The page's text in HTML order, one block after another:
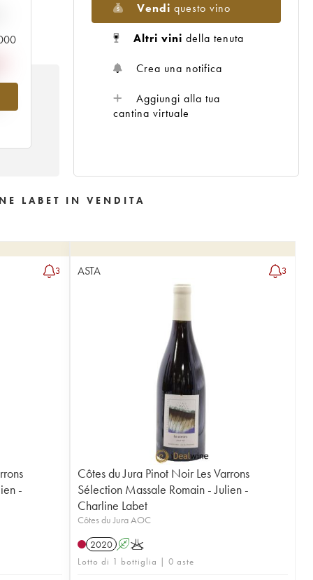
Vendi questo vino
Altri vini della tenuta
Crea una notifica
Aggiungi alla tua
cantina virtuale
LABET IN VENDITA
3
-
ASTA 3
Côtes du Jura Pinot Noir Les Varrons
Sélection Massale Romain - Julien -
Charline Labet
Côtes du Jura AOC
2020 AK
Lotto di 1 bottiglia | 0 aste